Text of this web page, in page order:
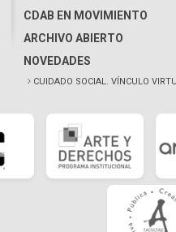
CDAB EN MOVIMIENTO
ARCHIVO ABIERTO
NOVEDADES
CUIDADO SOCIAL. VÍNCULO